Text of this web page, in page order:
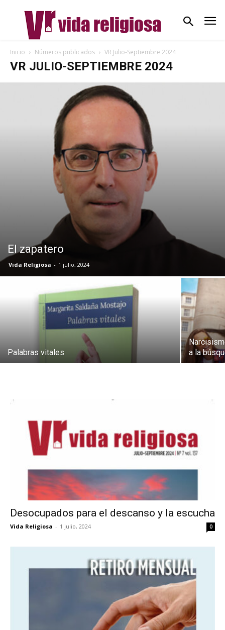
Inicio Números publicados VR Julio-Septiembre 2024
VR JULIO-SEPTIEMBRE 2024
El zapatero
Vida Religiosa - 1 julio, 2024
Palabras vitales
a la
Desocupados para el descanso y la escucha
Vida Religiosa - 1 julio, 2024 0